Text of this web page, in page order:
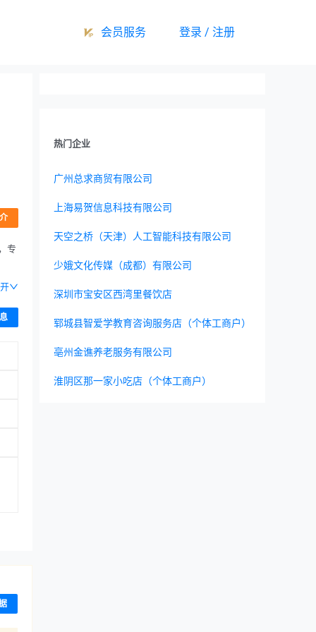
会员服务 登录 / 注册
专
热门企业
广州总求商贸有限公司
上海易贺信息科技有限公司
天空之桥（天津）人工智能科技有限公司
少娥文化传媒（成都）有限公司
深圳市宝安区西湾里餐饮店
郓城县智爱学教育咨询服务店（个体工商户）
亳州金谯养老服务有限公司
淮阴区那一家小吃店（个体工商户）